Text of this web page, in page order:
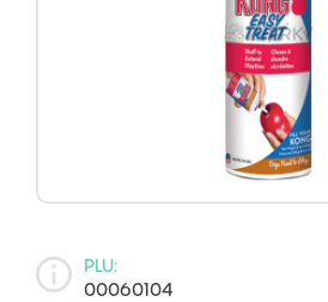
PLU:
00060104